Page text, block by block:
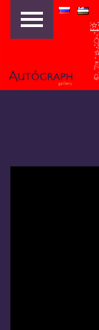
НОВОГОДНЯЯ
2019
НОВОГОДНЯЯ
НОВОГОДНЯЯ
2016